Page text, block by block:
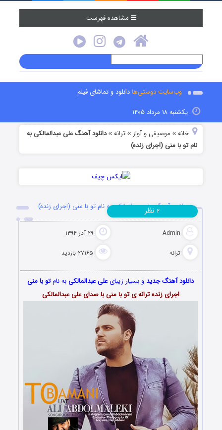
مشاهده فهرست
وب‌سایت دوستی‌هادانلود و تماشای فیلم
یکشنبه ۱۸ مرداد ۱۴۰۵
خانه » موسیقی و آواز »ترانه »دانلود آهنگ علی عبدالمالکی به
نام تو با منی (اجرای زنده)
دانلود آهنگ علی عبدالمالکی به نام تو با منی (اجرای زنده)
Admin ۲۹ آذر ۱۳۹۴
ترانه ۲۷۱۶۵ بازدید
۲ نظر
دانلود آهنگ جدیدو بسیار زیبایعلی عبدالمالکیبه نامتو با منی
اجرای زنده ترانه ی تو با منی با صدای علی عبدالمالکی